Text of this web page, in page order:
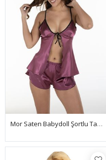
Mor Saten Babydoll Şortlu Takım - 294